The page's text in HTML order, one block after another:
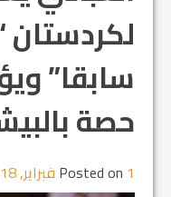
لكردستان
سابقا”
حصة
Posted on 1 فبراير, 2018